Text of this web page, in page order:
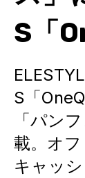
S「
S「
「パン
載。オ
キャッ